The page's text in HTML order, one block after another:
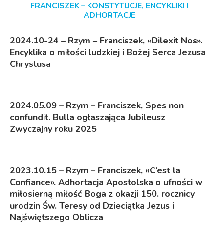
FRANCISZEK – KONSTYTUCJE, ENCYKLIKI I
ADHORTACJE
2024.10-24 – Rzym – Franciszek, «Dilexit Nos».
Encyklika o miłości ludzkiej i Bożej Serca Jezusa
Chrystusa
2024.05.09 – Rzym – Franciszek, Spes non
confundit. Bulla ogłaszająca Jubileusz
Zwyczajny roku 2025
2023.10.15 – Rzym – Franciszek, «C’est la
Confiance». Adhortacja Apostolska o ufności w
miłosierną miłość Boga z okazji 150. rocznicy
urodzin Św. Teresy od Dzieciątka Jezus i
Najświętszego Oblicza